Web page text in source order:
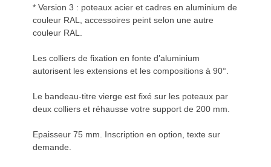
* Version 3 : poteaux acier et cadres en aluminium de
couleur RAL, accessoires peint selon une autre
couleur RAL.
Les colliers de fixation en fonte d’aluminium
autorisent les extensions et les compositions à 90°.
Le bandeau-titre vierge est fixé sur les poteaux par
deux colliers et réhausse votre support de 200 mm.
Epaisseur 75 mm. Inscription en option, texte sur
demande.